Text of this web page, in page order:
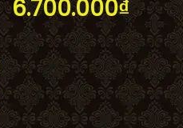
Giá
gốc
là:
6.950.000₫.
6.700.000₫Giá
hiện
tại
là: